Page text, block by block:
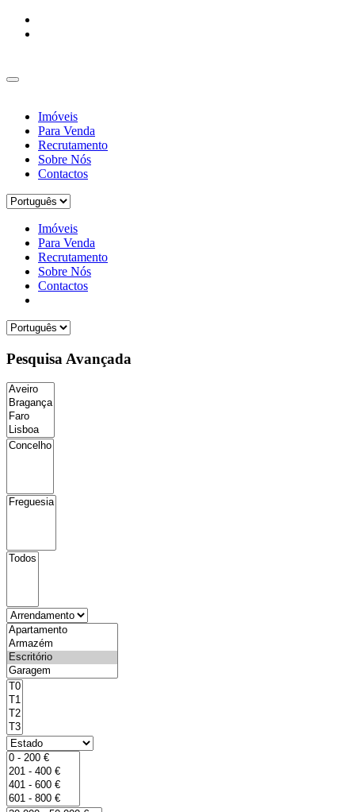
Imóveis
Para Venda
Recrutamento
Sobre Nós
Contactos
Imóveis
Para Venda
Recrutamento
Sobre Nós
Contactos
Pesquisa Avançada